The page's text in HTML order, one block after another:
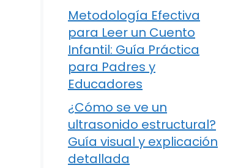
Metodología Efectiva
para Leer un Cuento
Infantil: Guía Práctica
para Padres y
Educadores
¿Cómo se ve un
ultrasonido estructural?
Guía visual y explicación
detallada